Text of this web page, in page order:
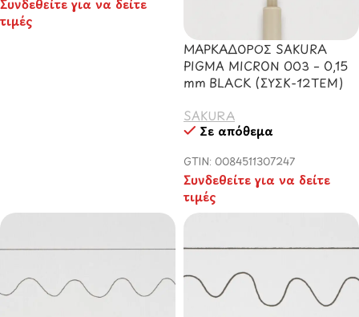
τιμές
ΜΑΡΚΑΔΟΡΟΣ SAKURA
PIGMA MICRON 003 – 0,15
mm BLACK (ΣΥΣΚ-12ΤΕΜ)
SAKURA
Σε απόθεμα
GTIN: 0084511307247
Συνδεθείτε για να δείτε
τιμές